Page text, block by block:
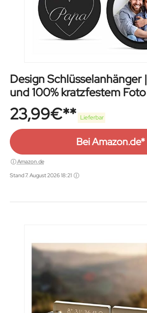
Design Schlüsselanhänger
und 100% kratzfestem Foto
23,99€ Lieferbar
Bei Amazon.de*
Amazon.de
Stand 7. August 2026 18:21